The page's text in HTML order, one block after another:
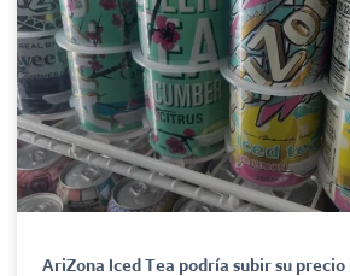
AriZona Iced Tea podría subir su precio